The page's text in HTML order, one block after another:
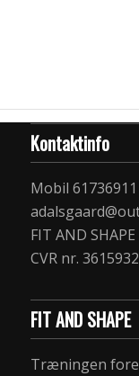
Kontaktinfo
Mobil 61736911
FIT AND SHAPE
CVR nr.
FIT AND SHAPE
Træningen